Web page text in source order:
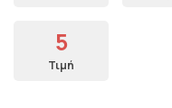
5
Τιμή